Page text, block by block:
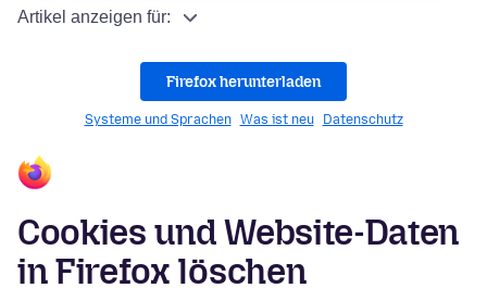
Artikel anzeigen für:
Firefox herunterladen
Systeme und Sprachen Was ist neu Datenschutz
Cookies und Website-Daten
in Firefox löschen